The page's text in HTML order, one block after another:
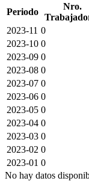
Periodo
Nro.
2023-11 0
2023-10 0
2023-09 0
2023-08 0
2023-07 0
2023-06 0
2023-05 0
2023-04 0
2023-03 0
2023-02 0
2023-01 0
No hay datos